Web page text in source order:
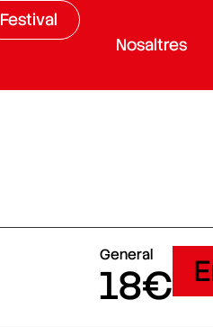
Festival
Nosaltres
General
18€